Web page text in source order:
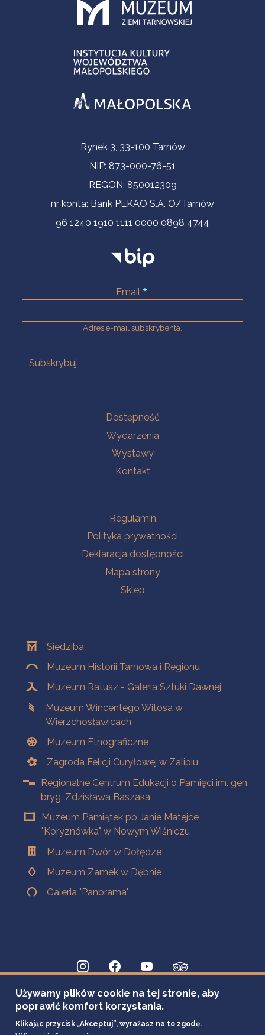
Informacje kontaktoweRynek 3, 33-100 Tarnów
NIP: 873-000-76-51
REGON: 850012309
nr konta: Bank PEKAO S.A. O/Tarnów
96 1240 1910 1111 0000 0898 4744
Email
Adres e-mail subskrybenta.
Dostępność
Wydarzenia
Wystawy
Kontakt
Regulamin
Polityka prywatności
Deklaracja dostępności
Mapa strony
Sklep
Siedziba
Muzeum Historii Tarnowa i Regionu
Muzeum Ratusz - Galeria Sztuki Dawnej
Muzeum Wincentego Witosa w
Wierzchosławicach
Muzeum Etnograficzne
Zagroda Felicji Curyłowej w Zalipiu
Regionalne Centrum Edukacji o Pamięci im. gen.
bryg. Zdzisława Baszaka
Muzeum Pamiątek po Janie Matejce
"Koryznówka" w Nowym Wiśniczu
Muzeum Dwór w Dołędze
Muzeum Zamek w Dębnie
Galeria "Panorama"
Używamy plików cookie na tej stronie, aby
poprawić komfort korzystania.
Klikając przycisk „Akceptuj”, wyrażasz na to zgodę.